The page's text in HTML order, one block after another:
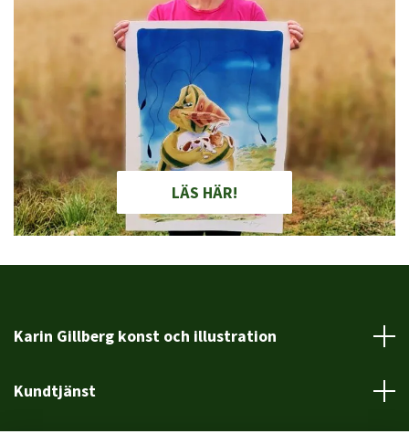
LÄS HÄR!
Karin Gillberg konst och illustration
Kundtjänst